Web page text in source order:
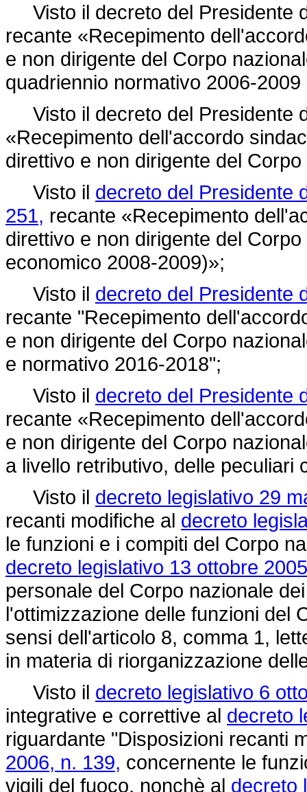
Visto il decreto del Presidente
recante «Recepimento
e non dirigente del Corpo
quadriennio normativo 2006-
Visto il decreto del Presidente
«Recepimento dell'accordo
direttivo e non dirigente del
Visto il decreto del Presidente
251, recante «Recepimento
direttivo e non dirigente del
economico 2008-2009)»;
Visto il decreto del Presidente
recante "Recepimento
e non dirigente del Corpo
e normativo 2016-2018";
Visto il decreto del Presidente
recante «Recepimento
e non dirigente del Corpo
a livello retributivo, delle peculiari
Visto il decreto legislativo 29
recanti modifiche al decreto
le funzioni e i compiti del Corpo
decreto legislativo 13 ottobre
personale del Corpo nazionale
l'ottimizzazione delle funzioni del
sensi dell'articolo 8, comma 1,
in materia di riorganizzazione
Visto il decreto legislativo 6
integrative e correttive al decreto
riguardante "Disposizioni recanti
2006, n. 139, concernente le
vigili del fuoco, nonchè al decreto